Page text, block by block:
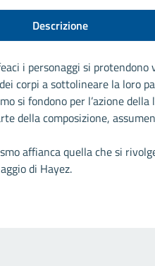
Descrizione
i personaggi si protendono
corpi a sottolineare la loro
si fondono per l’azione
della composizione,
affianca quella che si
di Hayez.